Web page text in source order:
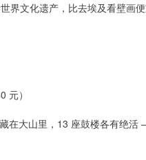
界文化遗产，比去埃及看壁画便
元）​
在大山里，13 座鼓楼各有绝